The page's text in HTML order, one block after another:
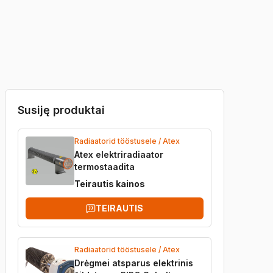
Susiję produktai
Radiaatorid tööstusele / Atex
Atex elektriradiaator
termostaadita
Teirautis kainos
TEIRAUTIS
Radiaatorid tööstusele / Atex
Drėgmei atsparus elektrinis